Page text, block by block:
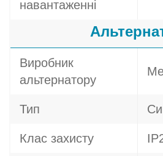
навантаженні
Виробник
альтернатору
Тип
Клас захисту